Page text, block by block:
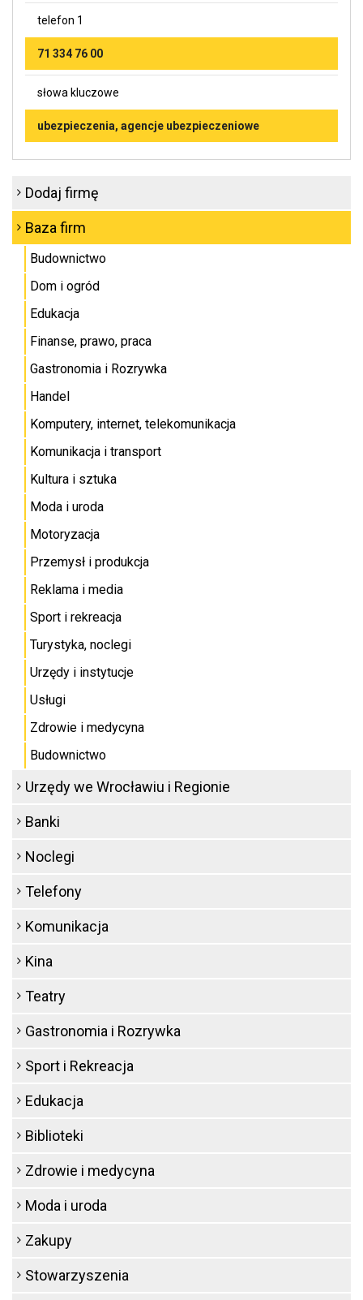
telefon 1
71 334 76 00
słowa kluczowe
ubezpieczenia, agencje ubezpieczeniowe
Dodaj firmę
Baza firm
Budownictwo
Dom i ogród
Edukacja
Finanse, prawo, praca
Gastronomia i Rozrywka
Handel
Komputery, internet, telekomunikacja
Komunikacja i transport
Kultura i sztuka
Moda i uroda
Motoryzacja
Przemysł i produkcja
Reklama i media
Sport i rekreacja
Turystyka, noclegi
Urzędy i instytucje
Usługi
Zdrowie i medycyna
Budownictwo
Urzędy we Wrocławiu i Regionie
Banki
Noclegi
Telefony
Komunikacja
Kina
Teatry
Gastronomia i Rozrywka
Sport i Rekreacja
Edukacja
Biblioteki
Zdrowie i medycyna
Moda i uroda
Zakupy
Stowarzyszenia